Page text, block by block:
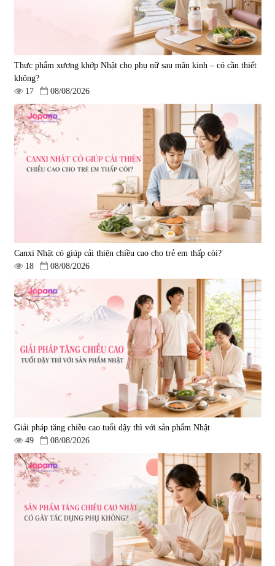
Viên uống bổ gan Ribeto Shoji
Hepaclean 60 viên
690.000 đ
Viên uống hỗ trợ cải thiện thoát
vị đĩa đệm Kyoto Has 30 viên
|14.560
1.600.000 đ
Viên uống hỗ trợ giấc ngủ Fujina
Sleepy Nhật Bản 80 viên
580.000 đ
điều trị đột quỵ Biken Kinase
Gold 60 viên
0
1.570.000 đ
Thực phẩm xương khớp Nhật cho phụ nữ sau mãn kinh – có cần thiết
không?
17
08/08/2026
Canxi Nhật có giúp cải thiện chiều cao cho trẻ em thấp còi?
18
08/08/2026
Giải pháp tăng chiều cao tuổi dậy thì với sản phẩm Nhật
49
08/08/2026